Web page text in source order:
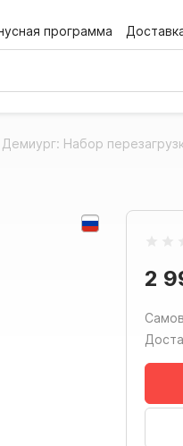
программа
Демиург: Набор
2